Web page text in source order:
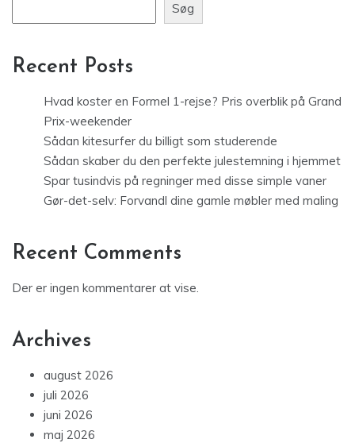
Søg
Recent Posts
Hvad koster en Formel 1-rejse? Pris overblik på Grand
Prix-weekender
Sådan kitesurfer du billigt som studerende
Sådan skaber du den perfekte julestemning i hjemmet
Spar tusindvis på regninger med disse simple vaner
Gør-det-selv: Forvandl dine gamle møbler med maling
Recent Comments
Der er ingen kommentarer at vise.
Archives
august 2026
juli 2026
juni 2026
maj 2026